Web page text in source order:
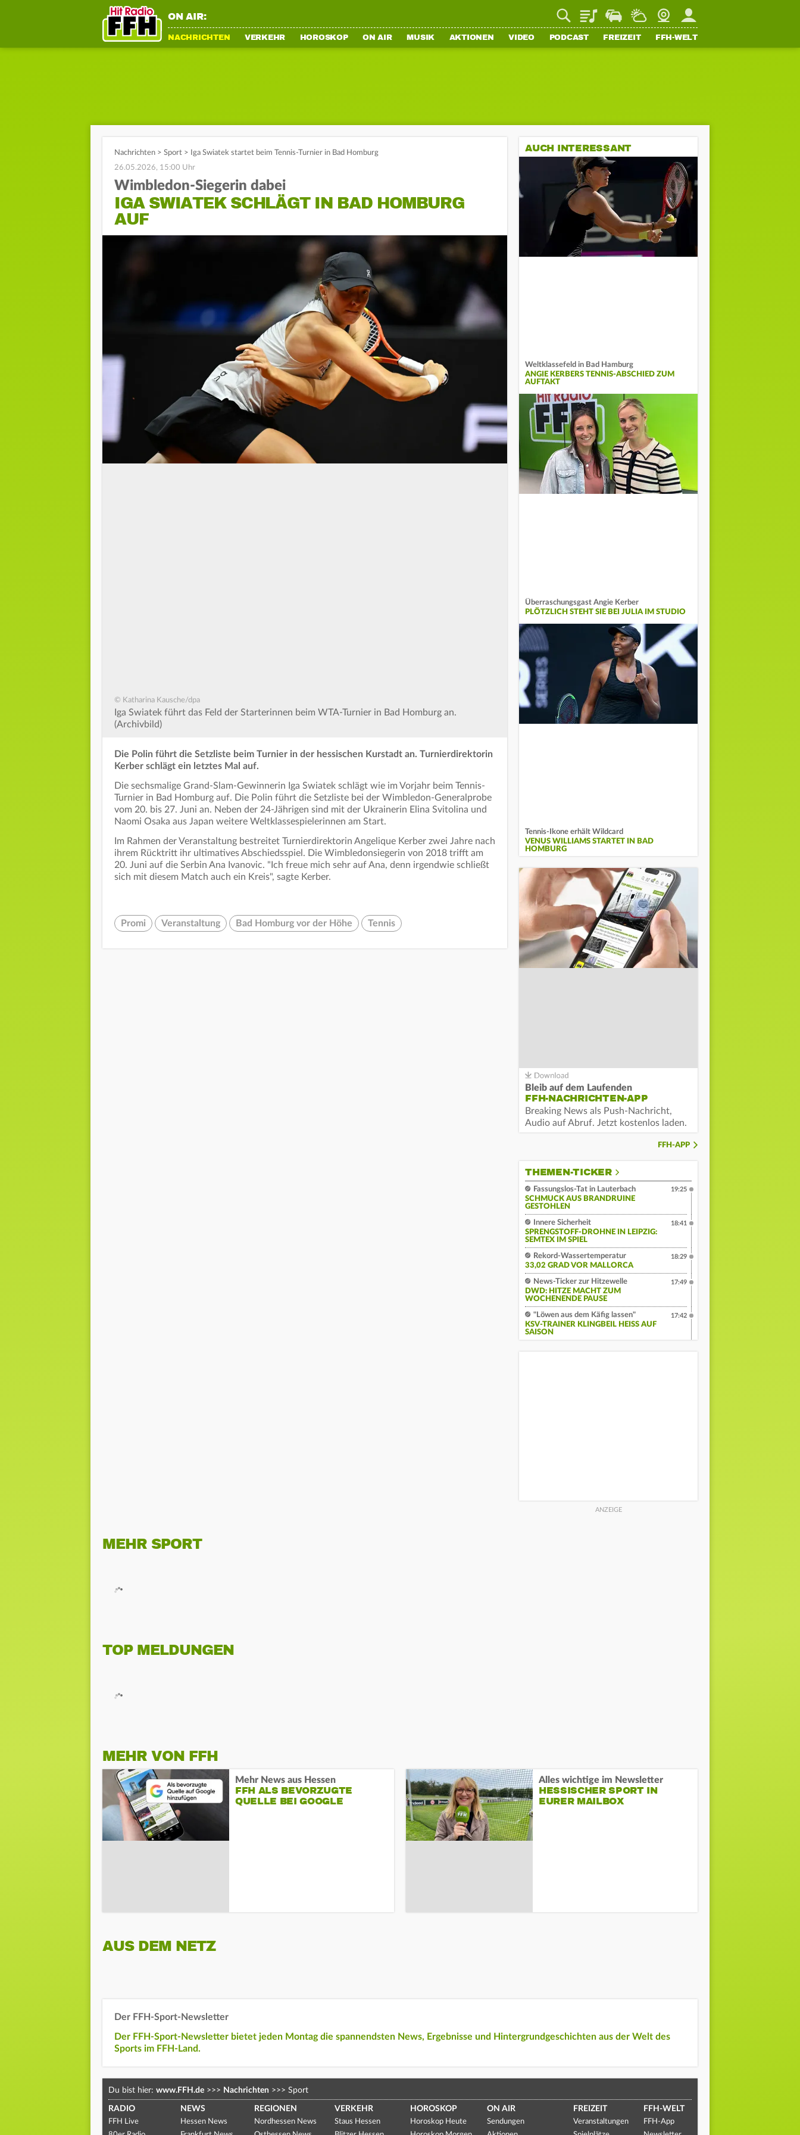
ON AIR: PlaylistStaupilotWetterWebcamMein FFH
NACHRICHTEN VERKEHR HOROSKOP ON AIR MUSIK AKTIONEN VIDEO PODCAST FREIZEIT FFH-WELT
Nachrichten > Sport >
Iga Swiatek startet beim Tennis-Turnier in Bad Homburg
26.05.2026, 15:00 Uhr
Wimbledon-Siegerin dabei
IGA SWIATEK SCHLÄGT IN BAD HOMBURG
AUF
© Katharina Kausche/dpa
Iga Swiatek führt das Feld der Starterinnen beim WTA-Turnier in Bad Homburg an.
(Archivbild)
Die Polin führt die Setzliste beim Turnier in der hessischen Kurstadt an. Turnierdirektorin
Kerber schlägt ein letztes Mal auf.
Die sechsmalige Grand-Slam-Gewinnerin Iga Swiatek schlägt wie im Vorjahr beim Tennis-
Turnier in Bad Homburg auf. Die Polin führt die Setzliste bei der Wimbledon-Generalprobe
vom 20. bis 27. Juni an. Neben der 24-Jährigen sind mit der Ukrainerin Elina Svitolina und
Naomi Osaka aus Japan weitere Weltklassespielerinnen am Start.
Im Rahmen der Veranstaltung bestreitet Turnierdirektorin Angelique Kerber zwei Jahre nach
ihrem Rücktritt ihr ultimatives Abschiedsspiel. Die Wimbledonsiegerin von 2018 trifft am
20. Juni auf die Serbin Ana Ivanovic. "Ich freue mich sehr auf Ana, denn irgendwie schließt
sich mit diesem Match auch ein Kreis", sagte Kerber.
Promi Veranstaltung Bad Homburg vor der Höhe Tennis
AUCH INTERESSANT
Weltklassefeld in Bad Hamburg
ANGIE KERBERS TENNIS-ABSCHIED ZUM
AUFTAKT
Überraschungsgast Angie Kerber
PLÖTZLICH STEHT SIE BEI JULIA IM STUDIO
Tennis-Ikone erhält Wildcard
VENUS WILLIAMS STARTET IN BAD
HOMBURG
Bleib auf dem Laufenden
FFH-NACHRICHTEN-APP
Breaking News als Push-Nachricht,
Audio auf Abruf. Jetzt kostenlos laden.
FFH-APP
THEMEN-TICKER
Fassungslos-Tat in Lauterbach
SCHMUCK AUS BRANDRUINE
GESTOHLEN
19:25
Innere Sicherheit
SPRENGSTOFF-DROHNE IN LEIPZIG:
SEMTEX IM SPIEL
18:41
Rekord-Wassertemperatur
33,02 GRAD VOR MALLORCA
18:29
News-Ticker zur Hitzewelle
DWD: HITZE MACHT ZUM
WOCHENENDE PAUSE
17:49
"Löwen aus dem Käfig lassen"
KSV-TRAINER KLINGBEIL HEISS AUF S
AISON
17:42
MEHR SPORT
TOP MELDUNGEN
MEHR VON FFH
Mehr News aus Hessen
FFH ALS BEVORZUGTE
QUELLE BEI GOOGLE
Alles wichtige im Newsletter
HESSISCHER SPORT IN
EURER MAILBOX
AUS DEM NETZ
Der FFH-Sport-Newsletter
Der FFH-Sport-Newsletter bietet jeden Montag die spannendsten News, Ergebnisse und Hintergrundgeschichten aus der Welt des
Sports im FFH-Land.
Du bist hier: www.FFH.de >>> Nachrichten >>> Sport
RADIO
FFH Live
NEWS
Hessen News
REGIONEN
Nordhessen News
VERKEHR
Staus Hessen
HOROSKOP
Horoskop Heute
ON AIR
Sendungen
FREIZEIT
Veranstaltungen
FFH-WELT
FFH-App